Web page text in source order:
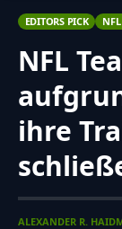
EDITORS PICK
NFL
ihre
ALEXANDER R.